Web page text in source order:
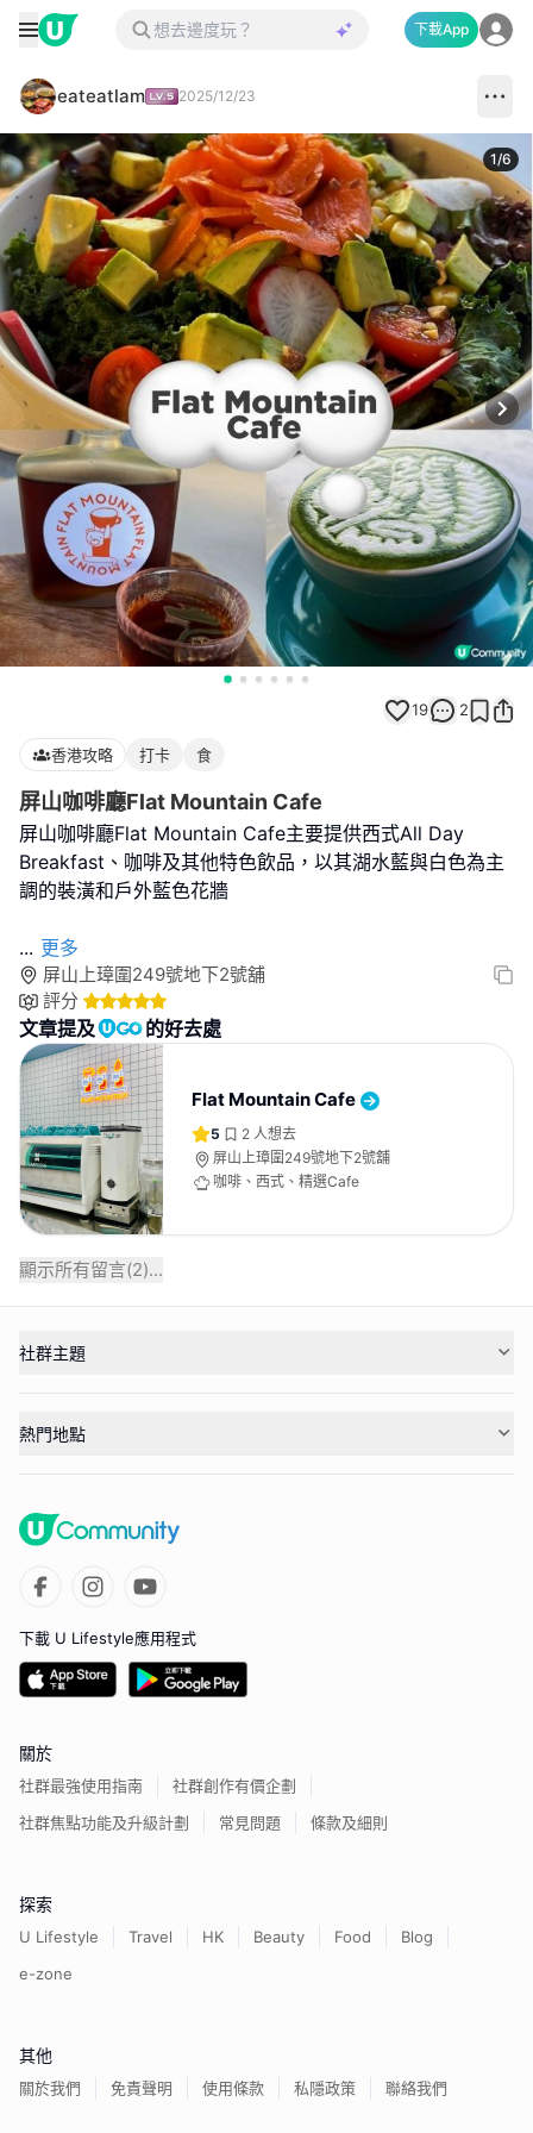
下載App
eateatlam 2025/12/23
1/6
19 2
香港攻略 打卡 食
屏山咖啡廳Flat Mountain Cafe
屏山咖啡廳Flat Mountain Cafe主要提供西式All Day
Breakfast、咖啡及其他特色飲品，以其湖水藍與白色為主
調的裝潢和戶外藍色花牆
... 更多
屏山上璋圍249號地下2號舖
評分
文章提及 的好去處
Flat Mountain Cafe
5 2 人想去
屏山上璋圍249號地下2號舖
咖啡、西式、精選Cafe
顯示所有留言(2)...
社群主題
熱門地點
下載 U Lifestyle應用程式
關於
社群最強使用指南
社群創作有價企劃
社群焦點功能及升級計劃
常見問題 條款及細則
探索
U Lifestyle Travel HK Beauty Food
Blog
e-zone
其他
關於我們 免責聲明 使用條款 私隱政策 聯絡我們